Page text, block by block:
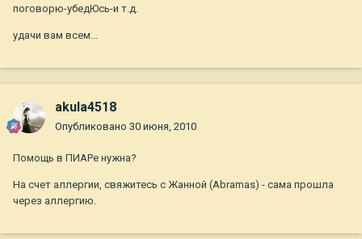
поговорю-убедЮсь-и т.д.
удачи вам всем...
akula4518
Опубликовано 30 июня, 2010
Помощь в ПИАРе нужна?
На счет аллергии, свяжитесь с Жанной (Abramas) - сама прошла
через аллергию.